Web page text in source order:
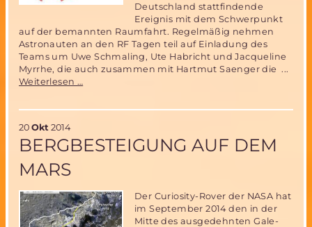
Deutschland stattfindende
Ereignis mit dem Schwerpunkt
auf der bemannten Raumfahrt. Regelmäßig nehmen
Astronauten an den RF Tagen teil auf Einladung des
Teams um Uwe Schmaling, Ute Habricht und Jacqueline
Myrrhe, die auch zusammen mit Hartmut Saenger die ...
Weiterlesen …
Neubrandenburg
16.
November
2014
20 Okt 2014
BERGBESTEIGUNG AUF DEM
MARS
Der Curiosity-Rover der NASA hat
im September 2014 den in der
Mitte des ausgedehnten Gale-